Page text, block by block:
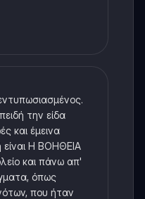
την είδα
και έμεινα
Η ΒΟΗΘΕΙΑ
και πάνω απ'
όπως
που ήταν